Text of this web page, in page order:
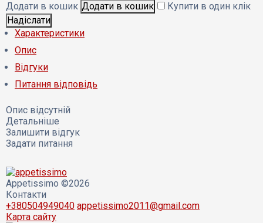
Додати в кошик
Купити в один клік
Характеристики
Опис
Відгуки
Питання відповідь
Опис відсутній
Детальніше
Залишити відгук
Задати питання
Appetissimo ©2026
Контакти
+380504949040 appetissimo2011@gmail.com
Карта сайту